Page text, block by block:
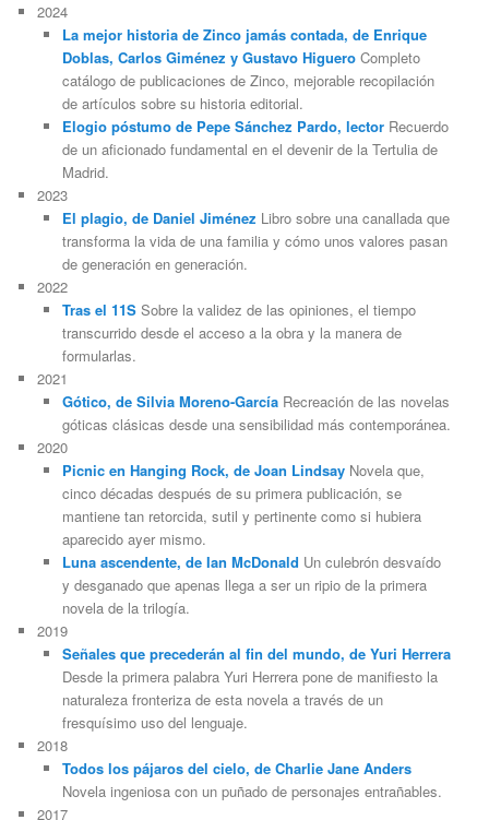
2024
La mejor historia de Zinco jamás contada, de Enrique
Doblas, Carlos Giménez y Gustavo HigueroCompleto
catálogo de publicaciones de Zinco, mejorable recopilación
de artículos sobre su historia editorial.
Elogio póstumo de Pepe Sánchez Pardo, lectorRecuerdo
de un aficionado fundamental en el devenir de la Tertulia de
Madrid.
2023
El plagio, de Daniel Jiménez Libro sobre una canallada que
transforma la vida de una familia y cómo unos valores pasan
de generación en generación.
2022
Tras el 11SSobre la validez de las opiniones, el tiempo
transcurrido desde el acceso a la obra y la manera de
formularlas.
2021
Gótico, de Silvia Moreno-GarcíaRecreación de las novelas
góticas clásicas desde una sensibilidad más contemporánea.
2020
Picnic en Hanging Rock, de Joan LindsayNovela que,
cinco décadas después de su primera publicación, se
mantiene tan retorcida, sutil y pertinente como si hubiera
aparecido ayer mismo.
Luna ascendente, de Ian McDonald Un culebrón desvaído
y desganado que apenas llega a ser un ripio de la primera
novela de la trilogía.
2019
Señales que precederán al fin del mundo, de Yuri Herrera
Desde la primera palabra Yuri Herrera pone de manifiesto la
naturaleza fronteriza de esta novela a través de un
fresquísimo uso del lenguaje.
2018
Todos los pájaros del cielo, de Charlie Jane Anders
Novela ingeniosa con un puñado de personajes entrañables.
2017